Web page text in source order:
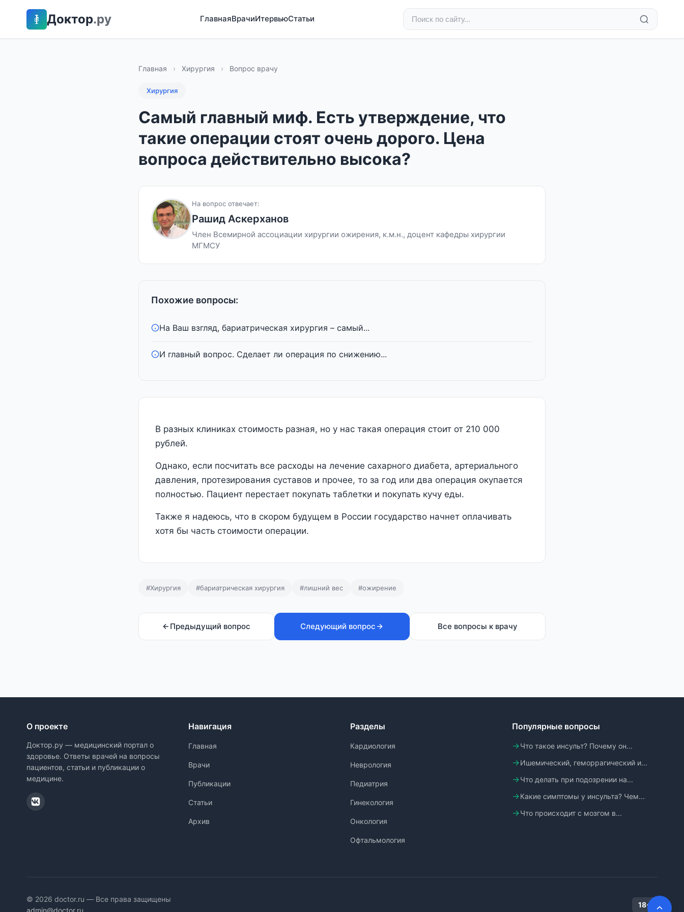
Доктор.ру ГлавнаяВрачиИтервьюСтатьи
Главная › Хирургия › Вопрос врачу
Хирургия
Самый главный миф. Есть утверждение, что
такие операции стоят очень дорого. Цена
вопроса действительно высока?
На вопрос отвечает:
Рашид Аскерханов
Член Всемирной ассоциации хирургии ожирения, к.м.н., доцент кафедры хирургии
МГМСУ
Похожие вопросы:
На Ваш взгляд, бариатрическая хирургия – самый...
И главный вопрос. Сделает ли операция по снижению...
В разных клиниках стоимость разная, но у нас такая операция стоит от 210 000
рублей.
Однако, если посчитать все расходы на лечение сахарного диабета, артериального
давления, протезирования суставов и прочее, то за год или два операция окупается
полностью. Пациент перестает покупать таблетки и покупать кучу еды.
Также я надеюсь, что в скором будущем в России государство начнет оплачивать
хотя бы часть стоимости операции.
#Хирургия #бариатрическая хирургия #лишний вес #ожирение
Предыдущий вопрос Следующий вопрос Все вопросы к врачу
О проекте
Доктор.ру — медицинский портал о
здоровье. Ответы врачей на вопросы
пациентов, статьи и публикации о
медицине.
Навигация
Главная
Врачи
Публикации
Статьи
Архив
Разделы
Кардиология
Неврология
Педиатрия
Гинекология
Онкология
Офтальмология
Популярные вопросы
Что такое инсульт? Почему он...
Ишемический, геморрагический и...
Что делать при подозрении на...
Какие симптомы у инсульта? Чем...
Что происходит с мозгом в...
© 2026 doctor.ru — Все права защищены
admin@doctor.ru
18+